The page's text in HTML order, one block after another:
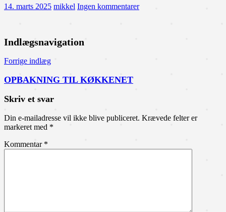
14. marts 2025 mikkel Ingen kommentarer
Indlægsnavigation
Forrige indlæg
OPBAKNING TIL KØKKENET
Skriv et svar
Din e-mailadresse vil ikke blive publiceret. Krævede felter er
markeret med *
Kommentar *